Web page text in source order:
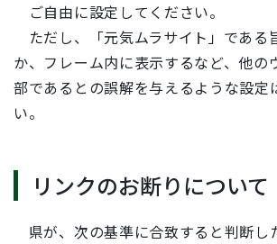
ご自由に設定してください。
ただし、「元気ムラサイト」である
か、フレーム内に表示するなど、他の
部であるとの誤解を与えるような設定
い。
リンクのお断りについて
県が、次の基準に合致すると判断し